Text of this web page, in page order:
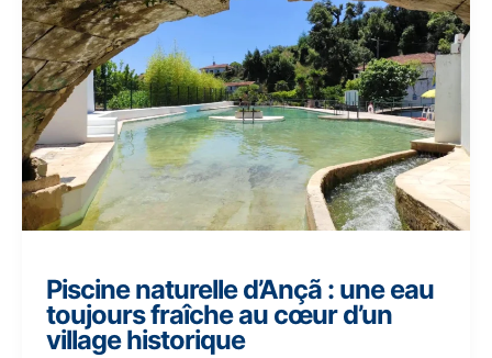
Piscine naturelle d’Ançã : une eau
toujours fraîche au cœur d’un
village historique